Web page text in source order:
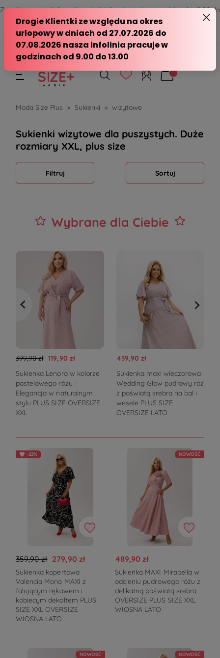
Zamów przez telefon od poniedziałku do piątku w godzinach - 8:00 do
15:00
570 390 351
sklep@modasizeplus.pl
Moda Size Plus » Sukienki » wizytowe
Sukienki wizytowe dla puszystych. Duże
rozmiary XXL, plus size
Filtruj Sortuj
Wybrane dla Ciebie
399,90 zł 119,90 zł
Sukienka Lenora w kolorze
pastelowego różu -
Elegancja w naturalnym
stylu PLUS SIZE OVERSIZE
XXL
439,90 zł
Sukienka maxi wieczorowa
Wedding Glow pudrowy róż
z poświatą srebra na bal i
wesele PLUS SIZE
OVERSIZE LATO
-22%
359,90 zł 279,90 zł
Sukienka kopertowa
Valencia Mono MAXI z
falującym rękawem i
kobiecym dekoltem PLUS
SIZE XXL OVERSIZE
WIOSNA LATO
NOWOŚĆ
489,90 zł
Sukienka MAXI Mirabella w
odcieniu pudrowego różu z
delikatną poświatą srebra
OVERSIZE PLUS SIZE XXL
WIOSNA LATO
NOWOŚĆ NOWOŚĆ